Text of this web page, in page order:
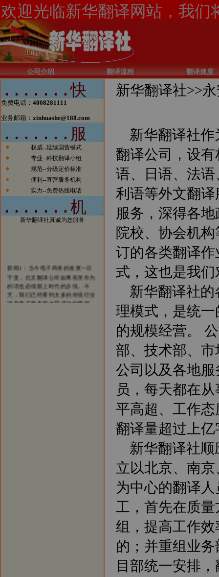
公司介绍 翻译流程 翻译速度
免费电话： 4008281111
业务邮箱： xinhuashe@188.com
权威--延续国营模式
专业--科技翻译小组
规范--分级定价标准
便利--直营服务机构
实力--免费热线电话
新华翻译社真诚为您服务
千里，北京翻译公司如果有所作为
的话也必须跟上时代的步伐。今
天，我们已经看到太多的传统行业
涉足电子商务而大获成功的案例。
新华翻译社>>
新华翻译社作
翻译公司，设
语、日语、法
利语等外文翻
服务，深得各
院校、协会机
订的各类翻译
式，这也是我
新华翻译社的
理模式，是统
的规模经营。
部、技术部、
公司以及各地
员，每天都在
平高超、工作
翻译量超过上
新华翻译社顺
立以北京、南
为中心的翻译
工，首先在质
组，提高工作
的；并重组业
目部统一安排